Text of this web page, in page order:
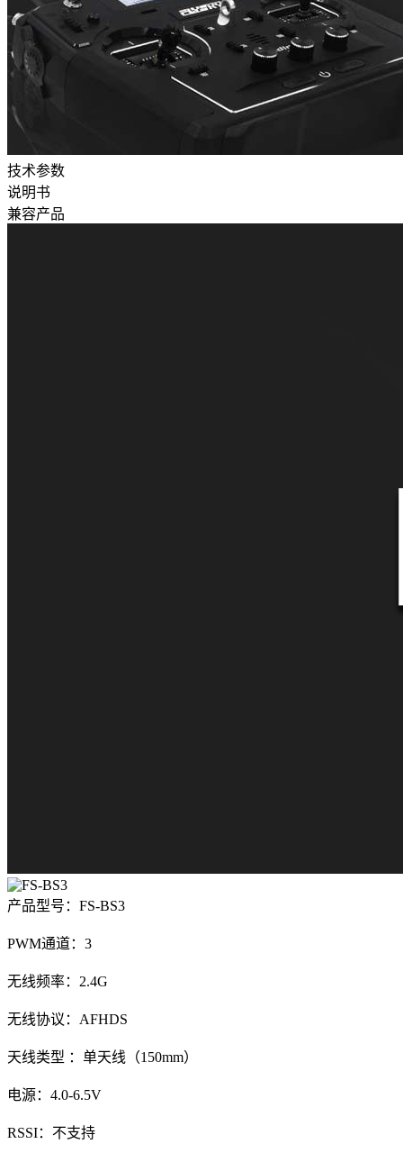
技术参数
说明书
兼容产品
产品型号：FS-BS3
PWM通道：3
无线频率：2.4G
无线协议：AFHDS
天线类型 ：单天线（150mm）
电源：4.0-6.5V
RSSI：不支持